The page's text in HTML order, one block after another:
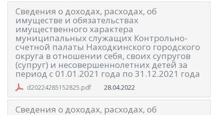
Сведения о доходах, расходах, об
имуществе и обязательствах
имущественного характера
муниципальных служащих Контрольно-
счетной палаты Находкинского городского
округа в отношении себя, своих супругов
(супруг) и несовершеннолетних детей за
период с 01.01.2021 года по 31.12.2021 года
d20224285152825.pdf 28.04.2022
Сведения о доходах, расходах, об